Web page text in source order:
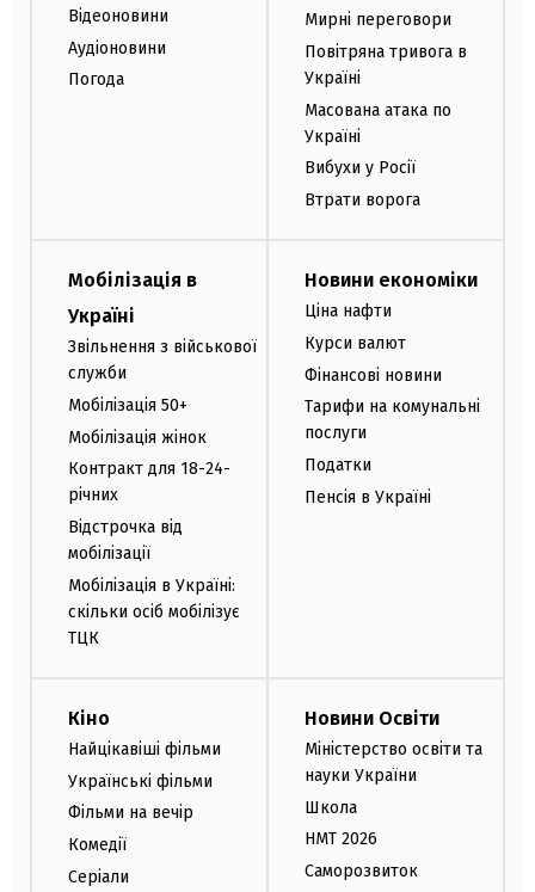
Відеоновини
Аудіоновини
Погода
Мирні переговори
Повітряна тривога в
Україні
Масована атака по
Україні
Вибухи у Росії
Втрати ворога
Мобілізація в
Україні
Звільнення з військової
служби
Мобілізація 50+
Мобілізація жінок
Контракт для 18-24-
річних
Відстрочка від
мобілізації
Мобілізація в Україні:
скільки осіб мобілізує
ТЦК
Новини економіки
Ціна нафти
Курси валют
Фінансові новини
Тарифи на комунальні
послуги
Податки
Пенсія в Україні
Кіно
Найцікавіші фільми
Українські фільми
Фільми на вечір
Комедії
Серіали
Новини Освіти
Міністерство освіти та
науки України
Школа
НМТ 2026
Саморозвиток